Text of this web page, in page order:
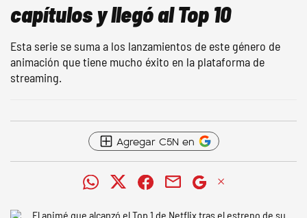
capítulos y llegó al Top 10
Esta serie se suma a los lanzamientos de este género de
animación que tiene mucho éxito en la plataforma de
streaming.
Agregar C5N en